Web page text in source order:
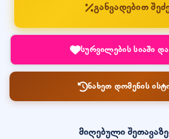
განვადებით
სურვილების სიაში
ნახეთ დომენის
მიღებული